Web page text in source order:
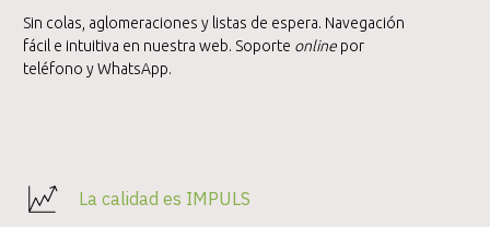
Sin colas, aglomeraciones y listas de espera. Navegación
fácil e intuitiva en nuestra web. Soporte online por
teléfono y WhatsApp.
La calidad es IMPULS